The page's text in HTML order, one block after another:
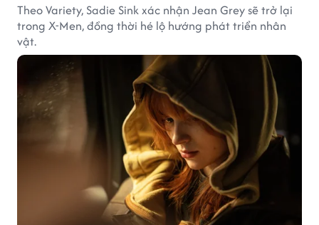
Theo Variety, Sadie Sink xác nhận Jean Grey sẽ trở lại
trong X-Men, đồng thời hé lộ hướng phát triển nhân
vật.